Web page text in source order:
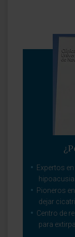
Expertos
hipoacusia.
Pioneros
dejar
Centro de
para